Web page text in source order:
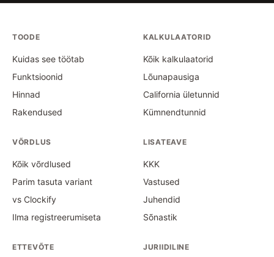
TOODE
Kuidas see töötab
Funktsioonid
Hinnad
Rakendused
KALKULAATORID
Kõik kalkulaatorid
Lõunapausiga
California ületunnid
Kümnendtunnid
VÕRDLUS
Kõik võrdlused
Parim tasuta variant
vs Clockify
Ilma registreerumiseta
LISATEAVE
KKK
Vastused
Juhendid
Sõnastik
ETTEVÕTE JURIIDILINE